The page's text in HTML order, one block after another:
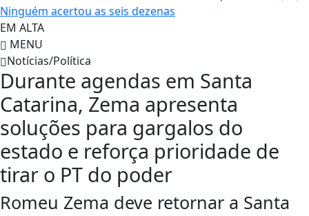
Ninguém acertou as seis dezenas
EM ALTA
MENU
Notícias/Política
Durante agendas em Santa
Catarina, Zema apresenta
soluções para gargalos do
estado e reforça prioridade de
tirar o PT do poder
Romeu Zema deve retornar a Santa